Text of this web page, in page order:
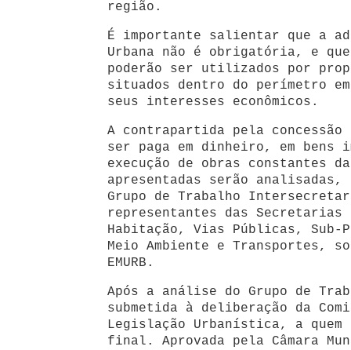
região.
É importante salientar que a
Urbana não é obrigatória, e que
poderão ser utilizados por
situados dentro do perímetro em
seus interesses econômicos.
A contrapartida pela concessão
ser paga em dinheiro, em bens
execução de obras constantes
apresentadas serão analisadas,
Grupo de Trabalho
representantes das Secretarias
Habitação, Vias Públicas,
Meio Ambiente e Transportes,
EMURB.
Após a análise do Grupo de
submetida à deliberação da
Legislação Urbanística, a quem
final. Aprovada pela Câmara